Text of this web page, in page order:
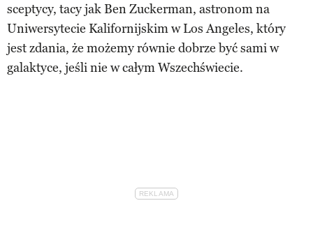
sceptycy, tacy jak Ben Zuckerman, astronom na
Uniwersytecie Kalifornijskim w Los Angeles, który
jest zdania, że możemy równie dobrze być sami w
galaktyce, jeśli nie w całym Wszechświecie.